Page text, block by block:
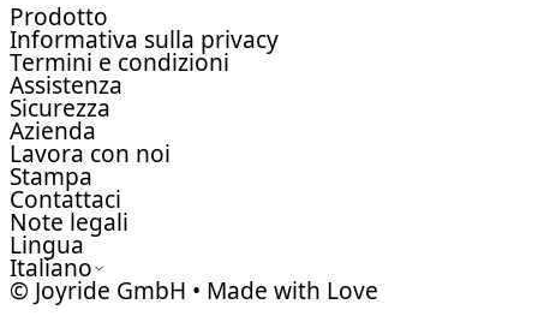
Prodotto
Informativa sulla privacy
Termini e condizioni
Assistenza
Sicurezza
Azienda
Lavora con noi
Stampa
Contattaci
Note legali
Lingua
Italiano
© Joyride GmbH • Made with Love